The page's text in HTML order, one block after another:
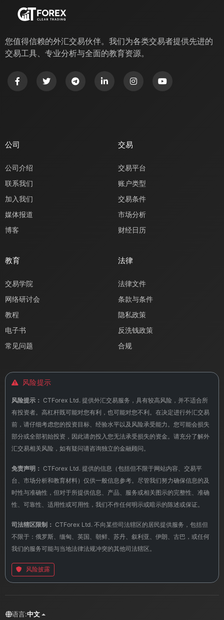
您值得信赖的外汇交易伙伴。我们为各类交易者提供先进的
交易工具、专业分析与全面的教育资源。
公司
公司介绍
联系我们
加入我们
媒体报道
博客
交易
交易平台
账户类型
交易条件
市场分析
财经日历
教育
交易学院
网络研讨会
教程
电子书
常见问题
法律
法律文件
条款与条件
隐私政策
反洗钱政策
合规
风险提示
风险提示： CTForex Ltd. 提供外汇交易服务，具有较高风险，并不适合所
有投资者。高杠杆既可能对您有利，也可能对您不利。在决定进行外汇交易
前，请仔细考虑您的投资目标、经验水平以及风险承受能力。您可能会损失
部分或全部初始投资，因此请勿投入您无法承受损失的资金。请充分了解外
汇交易相关风险，如有疑问请咨询独立的金融顾问。
免责声明： CTForex Ltd. 提供的信息（包括但不限于网站内容、交易平
台、市场分析和教育材料）仅供一般信息参考。尽管我们努力确保信息的及
时性与准确性，但对于所提供信息、产品、服务或相关图示的完整性、准确
性、可靠性、适用性或可用性，我们不作任何明示或暗示的陈述或保证。
司法辖区限制： CTForex Ltd. 不向某些司法辖区的居民提供服务，包括但
不限于：俄罗斯、缅甸、英国、朝鲜、苏丹、叙利亚、伊朗、古巴，或任何
我们的服务可能与当地法律法规冲突的其他司法辖区。
风险披露
语言:中文